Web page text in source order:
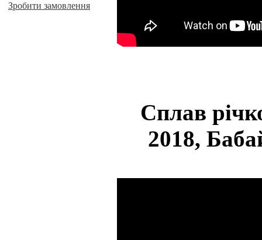
Зробити замовлення
Сплав
2018,